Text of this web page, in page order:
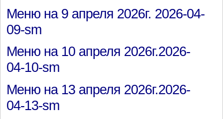
Меню на 9 апреля 2026г. 2026-04-
09-sm
Меню на 10 апреля 2026г.2026-
04-10-sm
Меню на 13 апреля 2026г.2026-
04-13-sm